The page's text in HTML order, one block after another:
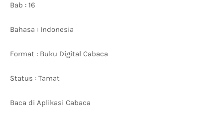
Bab : 16
Bahasa : Indonesia
Format : Buku Digital Cabaca
Status : Tamat
Baca di Aplikasi Cabaca